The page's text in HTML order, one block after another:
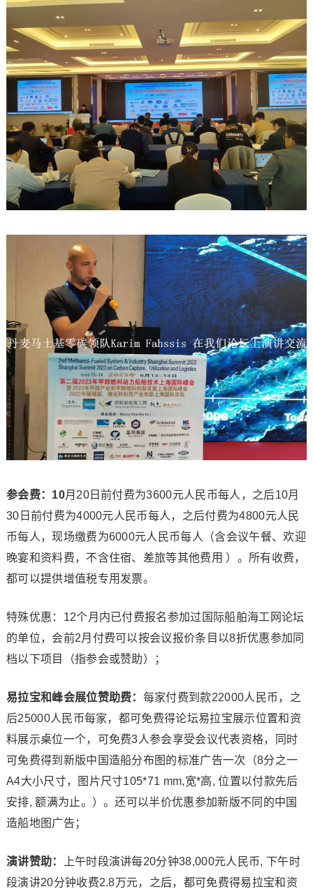
参会费：10月20日前付费为3600元人民币每人，之后10月
30日前付费为4000元人民币每人，之后付费为4800元人民
币每人，现场缴费为6000元人民币每人（含会议午餐、欢迎
晚宴和资料费，不含住宿、差旅等其他费用 ）。所有收费，
都可以提供增值税专用发票。
特殊优惠：12个月内已付费报名参加过国际船舶海工网论坛
的单位，会前2月付费可以按会议报价条目以8折优惠参加同
档以下项目（指参会或赞助）；
易拉宝和峰会展位赞助费： 每家付费到款22000人民币，之
后25000人民币每家，都可免费得论坛易拉宝展示位置和资
料展示桌位一个，可免费3人参会享受会议代表资格，同时
可免费得到新版中国造船分布图的标准广告一次（8分之一
A4大小尺寸，图片尺寸105*71 mm,宽*高, 位置以付款先后
安排, 额满为止。）。还可以半价优惠参加新版不同的中国
造船地图广告；
演讲赞助：
上午时段演讲每20分钟38,000元人民币, 下午时
段演讲20分钟收费2.8万元，之后，都可免费得易拉宝和资